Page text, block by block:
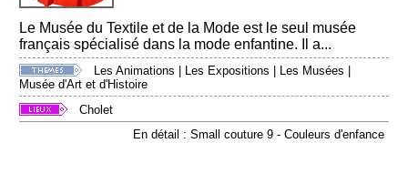
Le Musée du Textile et de la Mode est le seul musée
français spécialisé dans la mode enfantine. Il a...
Les Animations Les Expositions Les Musées
Musée d'Art et d'Histoire
Cholet
En détail : Small couture 9 - Couleurs d'enfance